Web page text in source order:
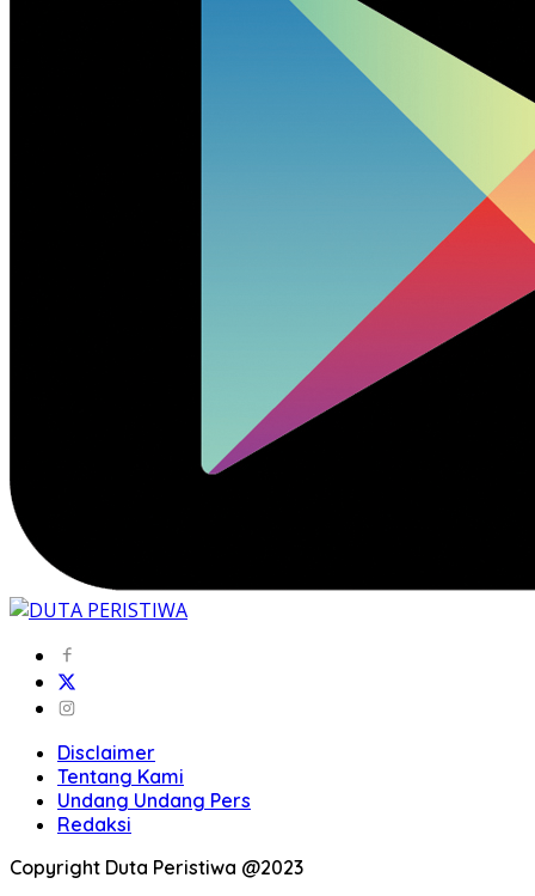
Disclaimer
Tentang Kami
Undang Undang Pers
Redaksi
Copyright Duta Peristiwa @2023